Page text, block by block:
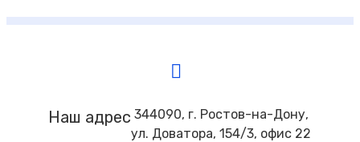
Наш адрес 344090, г. Ростов-на-Дону,
ул. Доватора, 154/3, офис 22